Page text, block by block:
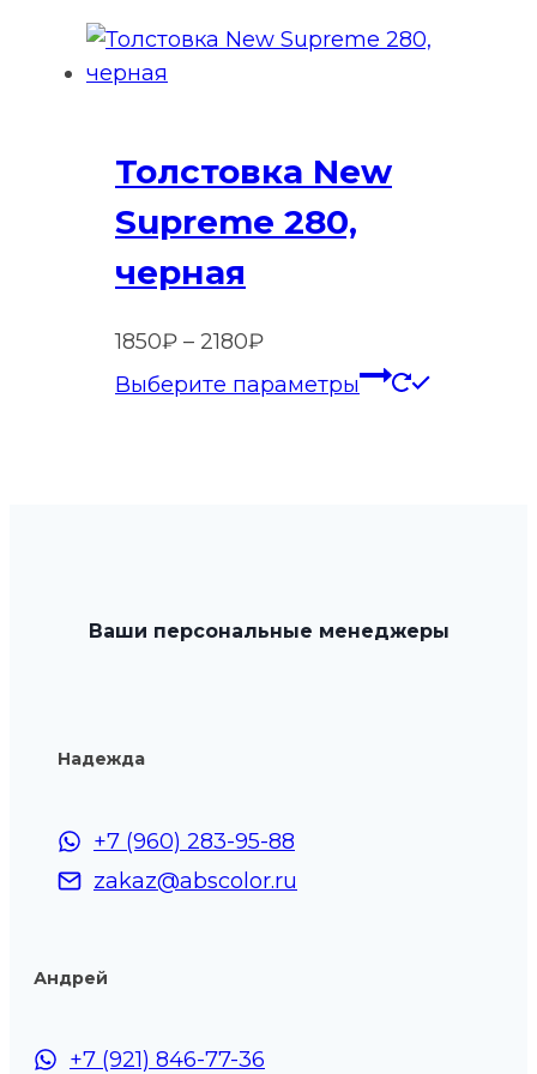
–
Толстовка New
Supreme 280,
черная
1850₽ – 2180₽Диапазон
цен:
Выберите параметры
Этот
на
Ваши персональные менеджеры
Надежда
+7 (960) 283-95-88
zakaz@abscolor.ru
Андрей
+7 (921) 846-77-36